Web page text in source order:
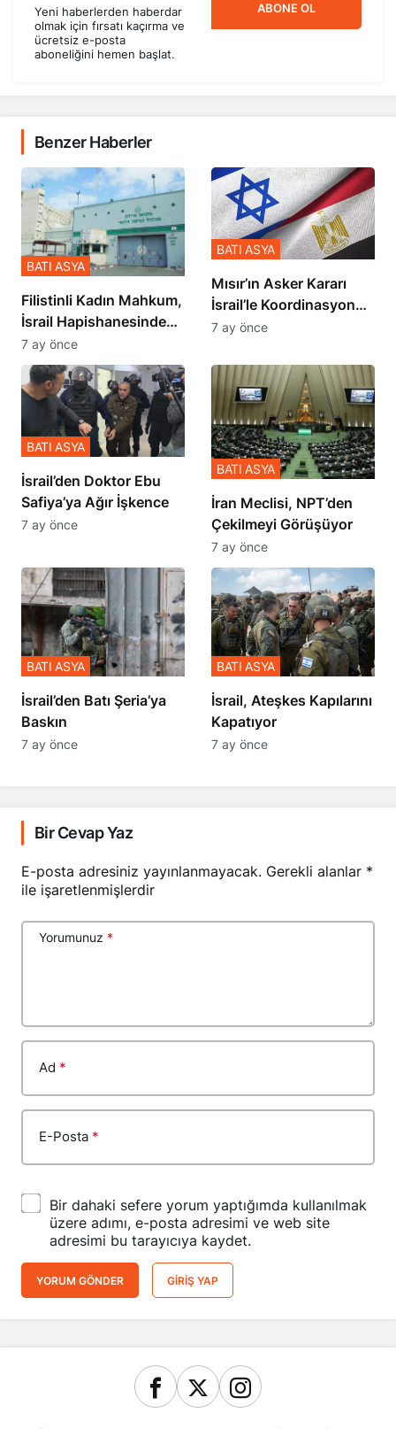
Yeni haberlerden haberdar
olmak için fırsatı kaçırma ve
ücretsiz e-posta
aboneliğini hemen başlat.
ABONE OL
Benzer Haberler
Filistinli Kadın Mahkum,
İsrail Hapishanesindeki
Zulmü Anlattı
BATI ASYA
7 ay önce
Mısır’ın Asker Kararı
İsrail’le Koordinasyon
İçinde Gerçekleşmiş
BATI ASYA
7 ay önce
İsrail’den Doktor Ebu
Safiya’ya Ağır İşkence
BATI ASYA
7 ay önce
İran Meclisi, NPT’den
Çekilmeyi Görüşüyor
BATI ASYA
7 ay önce
​​​​​​​İsrail’den Batı Şeria’ya
Baskın
BATI ASYA
7 ay önce
İsrail, Ateşkes Kapılarını
Kapatıyor
BATI ASYA
7 ay önce
Bir Cevap Yaz
E-posta adresiniz yayınlanmayacak. Gerekli alanlar *
ile işaretlenmişlerdir
Yorumunuz *
Ad *
E-Posta *
Bir dahaki sefere yorum yaptığımda kullanılmak
üzere adımı, e-posta adresimi ve web site
adresimi bu tarayıcıya kaydet.
YORUM GÖNDER GIRIŞ YAP